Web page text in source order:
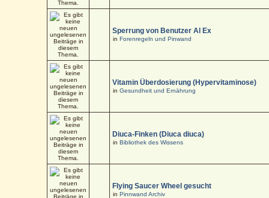
Sperrung von Benutzer Al Ex
inForenregeln und Pinwand
Vitamin Überdosierung (Hypervitaminose)
inGesundheit und Ernährung
Diuca-Finken (Diuca diuca)
inBibliothek des Wissens
Flying Saucer Wheel gesucht
inPinnwand Archiv